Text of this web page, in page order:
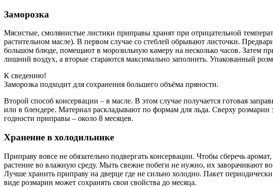
Заморозка
Мясистые, смолянистые листики приправы хранят при отрицательной
растительном масле). В первом случае со стеблей обрывают листочки.
большом блюде, помещают в морозильную камеру на несколько часов. Затем
лишний воздух, а вторые стараются максимально заполнить. Упакованный
К сведению!
Заморозка подходит для сохранения большего объёма пряности.
Второй способ консервации – в масле. В этом случае получается готовая
или в блендере. Материал раскладывают по формам для льда. Сверху
годности приправы – около 8 месяцев.
Хранение в холодильнике
Приправу вовсе не обязательно подвергать консервации. Чтобы сберечь
растение во влажную среду. Мыть свежие побеги не нужно, их заворачивают
Лучше хранить приправу на дверце где не сильно холодно. Пакет
виде розмарин может сохранять свои свойства до месяца.